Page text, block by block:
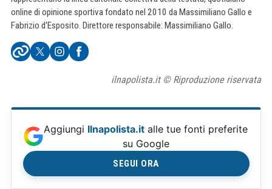
online di opinione sportiva fondato nel 2010 da Massimiliano Gallo e
Fabrizio d'Esposito. Direttore responsabile: Massimiliano Gallo.
ilnapolista.it © Riproduzione riservata
Aggiungi Ilnapolista.it alle tue fonti preferite
su Google
SEGUI ORA